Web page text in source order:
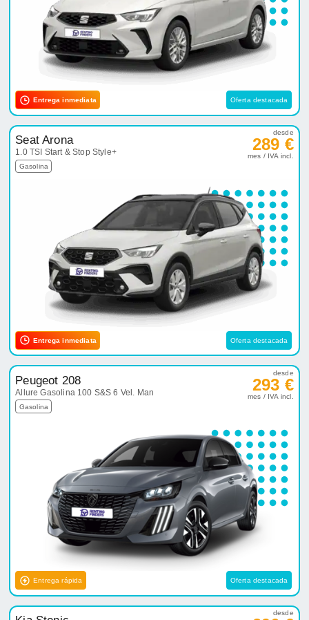
Entrega inmediata Oferta destacada
Seat Arona
1.0 TSI Start & Stop Style+
Gasolina
desde
289 €
mes / IVA incl.
Entrega inmediata Oferta destacada
Peugeot 208
Allure Gasolina 100 S&S 6 Vel. Man
Gasolina
desde
293 €
mes / IVA incl.
Entrega rápida Oferta destacada
desde